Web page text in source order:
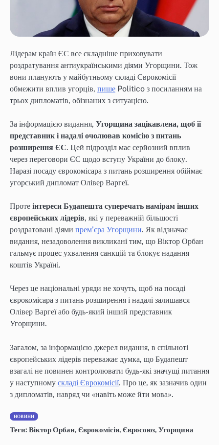
Лідерам країн ЄС все складніше приховувати
роздратування антиукраїнськими діями Угорщини. Тож
вони планують у майбутньому складі Єврокомісії
обмежити вплив угорців, пише Politico з посиланням на
трьох дипломатів, обізнаних з ситуацією.
За інформацією видання, Угорщина зацікавлена, щоб її
представник і надалі очолював комісію з питань
розширення ЄС. Цей підрозділ має серйозний вплив
через переговори ЄС щодо вступу України до блоку.
Наразі посаду єврокомісара з питань розширення обіймає
угорський дипломат Олівер Варгеї.
Проте інтереси Будапешта суперечать намірам інших
європейських лідерів, які у переважній більшості
роздратовані діями прем’єра Угорщини. Як відзначає
видання, незадоволення викликані тим, що Віктор Орбан
гальмує процес ухвалення санкцій та блокує надання
коштів Україні.
Через це національні уряди не хочуть, щоб на посаді
єврокомісара з питань розширення і надалі залишався
Олівер Варгеї або будь-який інший представник
Угорщини.
Загалом, за інформацією джерел видання, в спільноті
європейських лідерів переважає думка, що Будапешт
взагалі не повинен контролювати будь-які значущі питання
у наступному складі Єврокомісії. Про це, як зазначив один
з дипломатів, навряд чи «навіть може йти мова».
НОВИНИ
Теги: Віктор Орбан, Єврокомісія, Євросоюз, Угорщина